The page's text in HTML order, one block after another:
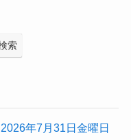
索
年7月31日金曜日